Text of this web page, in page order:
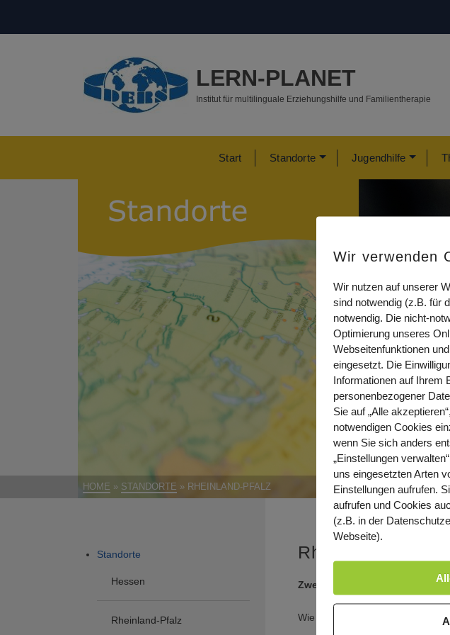
LERN-PLANET
Institut für multilinguale Erzieh­ungs­hilfe und Familientherapie
Start Standorte Jugendhilfe
HOME » STANDORTE » RHEINLAND-PFALZ
Standorte
Hessen
Rheinland-Pfalz
Rheinland-Pfalz
Zweigstelle Ludwigshafen
Wie die Hauptstelle Lern-Planet
Wir verwenden
Wir nutzen auf unserer
sind notwendig (z.B. für
notwendig. Die nicht-
Optimierung unseres
Webseitenfunktionen
eingesetzt. Die
Informationen auf Ihrem
personenbezogener
Sie auf „Alle
notwendigen Cookies
wenn Sie sich anders
„Einstellungen
uns eingesetzten Arten
Einstellungen aufrufen.
aufrufen und Cookies
(z.B. in der
Webseite).